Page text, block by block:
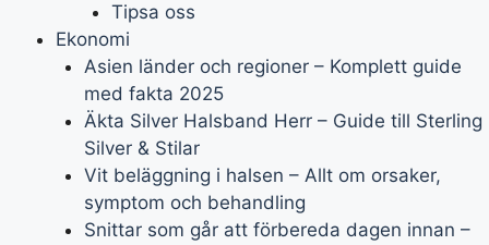
Tipsa oss
Ekonomi
Asien länder och regioner – Komplett guide
med fakta 2025
Äkta Silver Halsband Herr – Guide till Sterling
Silver & Stilar
Vit beläggning i halsen – Allt om orsaker,
symptom och behandling
Snittar som går att förbereda dagen innan –